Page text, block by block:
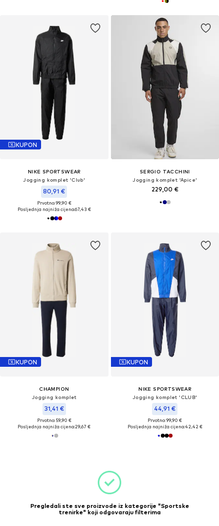
KUPON
NIKE SPORTSWEAR
Jogging komplet 'Club'
80,91 €
Prvotno: 99,90 €
Posljednja najniža cijena:67,43 €
SERGIO TACCHINI
Jogging komplet 'Apice'
229,00 €
KUPON
CHAMPION
Jogging komplet
31,41 €
Prvotno: 59,90 €
Posljednja najniža cijena:29,67 €
KUPON
NIKE SPORTSWEAR
Jogging komplet 'CLUB'
44,91 €
Prvotno: 99,90 €
Posljednja najniža cijena:42,42 €
Pregledali ste sve proizvode iz kategorije "Sportske
trenirke" koji odgovaraju filterima